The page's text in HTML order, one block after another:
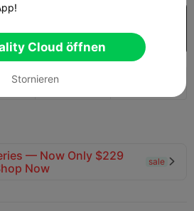
Mehr Modelle freischalten
710 
— Now Only $229
Now
sale 
Cloud öffnen
Stornieren